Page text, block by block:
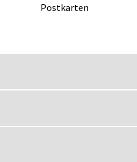
Post­kar­ten